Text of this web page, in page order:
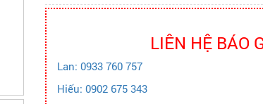
LIÊN HỆ BÁO
Lan: 0933 760 757
Hiếu: 0902 675 343